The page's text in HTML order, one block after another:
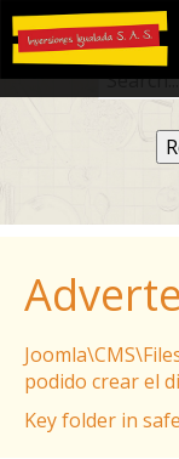
podido crear el
Key folder in